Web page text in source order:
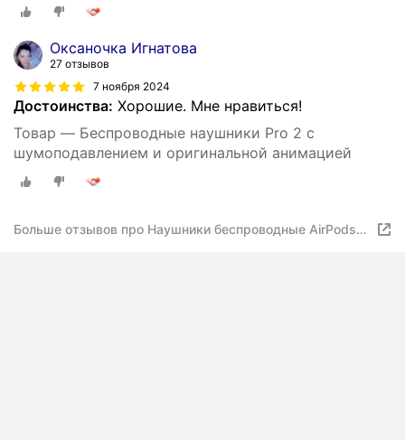
Оксаночка Игнатова
27 отзывов
7 ноября 2024
Достоинства: Хорошие. Мне нравиться!
Товар — Беспроводные наушники Pro 2 с
шумоподавлением и оригинальной анимацией
Больше отзывов про Наушники беспроводные AirPods2